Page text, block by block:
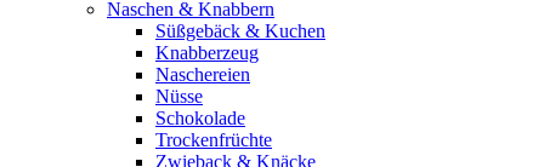
Naschen & Knabbern
Süßgebäck & Kuchen
Knabberzeug
Naschereien
Nüsse
Schokolade
Trockenfrüchte
Zwieback & Knäcke